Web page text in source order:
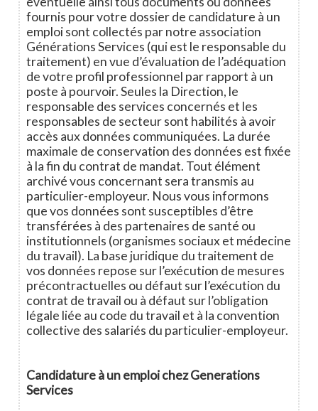
fournis pour votre dossier de candidature à un
emploi sont collectés par notre association
Générations Services (qui est le responsable du
traitement) en vue d’évaluation de l’adéquation
de votre profil professionnel par rapport à un
poste à pourvoir. Seules la Direction, le
responsable des services concernés et les
responsables de secteur sont habilités à avoir
accès aux données communiquées. La durée
maximale de conservation des données est fixée
à la fin du contrat de mandat. Tout élément
archivé vous concernant sera transmis au
particulier-employeur. Nous vous informons
que vos données sont susceptibles d’être
transférées à des partenaires de santé ou
institutionnels (organismes sociaux et médecine
du travail). La base juridique du traitement de
vos données repose sur l’exécution de mesures
précontractuelles ou défaut sur l’exécution du
contrat de travail ou à défaut sur l’obligation
légale liée au code du travail et à la convention
collective des salariés du particulier-employeur.
Candidature à un emploi chez Generations
Services